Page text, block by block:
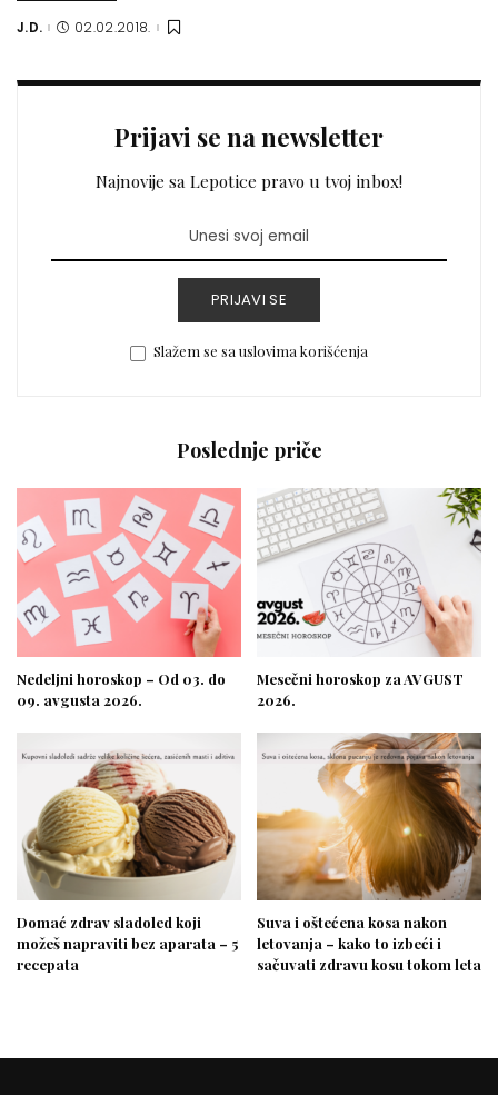
Posted
J.D. 02.02.2018.
Prijavi se na newsletter
Najnovije sa Lepotice pravo u tvoj inbox!
PRIJAVI SE
Slažem se sa uslovima korišćenja
Poslednje priče
Nedeljni horoskop – Od 03. do
09. avgusta 2026.
Mesečni horoskop za AVGUST
2026.
Domać zdrav sladoled koji
možeš napraviti bez aparata – 5
recepata
Suva i oštećena kosa nakon
letovanja – kako to izbeći i
sačuvati zdravu kosu tokom leta